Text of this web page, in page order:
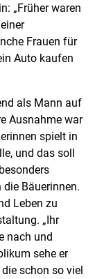
„Früher waren
Frauen für
Auto kaufen
als Mann auf
Ausnahme war
spielt in
und das soll
die Bäuerinnen.
Leben zu
„Ihr
nach und
sehe er
schon so viel